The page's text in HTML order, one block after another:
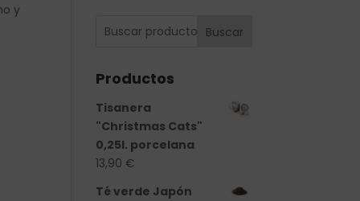
y
Buscar
Productos
Tisanera
"Christmas Cats"
0,25l. porcelana
13,90 €
Té verde Japón